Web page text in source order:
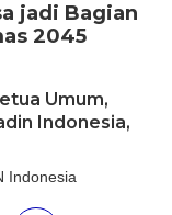
jadi Bagian
2045
Umum,
Indonesia,
Indonesia